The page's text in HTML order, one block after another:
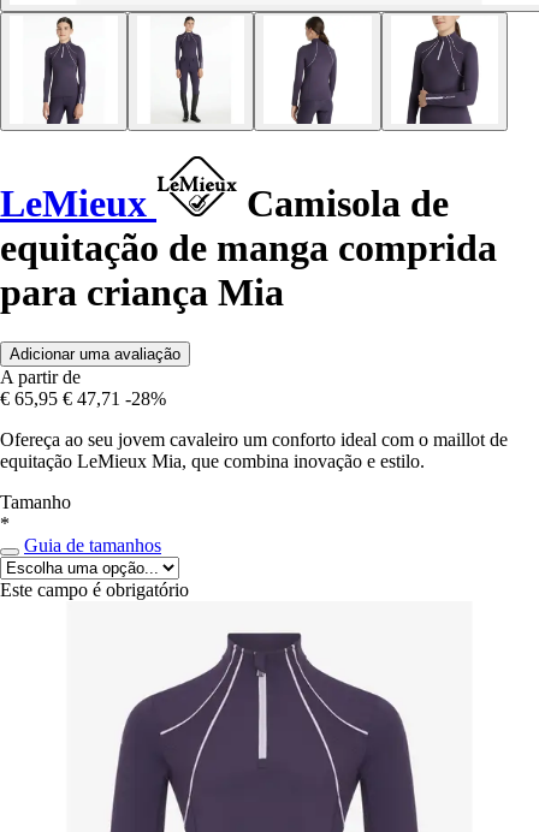
LeMieux
Camisola de
equitação de manga comprida
para criança Mia
Adicionar uma avaliação
A partir de
€ 65,95 € 47,71 -28%
Ofereça ao seu jovem cavaleiro um conforto ideal com o maillot de
equitação LeMieux Mia, que combina inovação e estilo.
Tamanho
*
Guia de tamanhos
Este campo é obrigatório